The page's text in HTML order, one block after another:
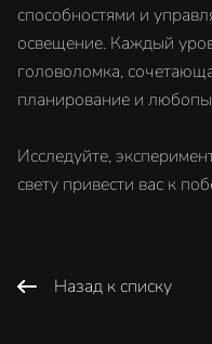
способностями и
освещение. Каждый
головоломка,
планирование и
Исследуйте,
свету привести вас к
Назад к списку